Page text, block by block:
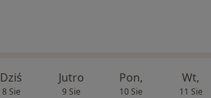
Dziś
8 Sie
Jutro
9 Sie
Pon,
10 Sie
Wt,
11 Sie